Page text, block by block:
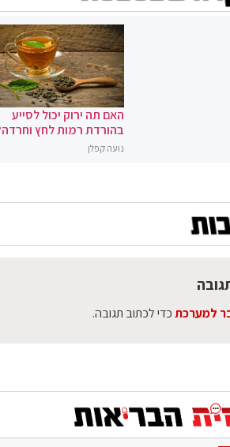
האם תה ירוק יכול לסייע
בהורדת רמות לחץ
נועה קפלן
למערכתכדי לכתוב תגובה.